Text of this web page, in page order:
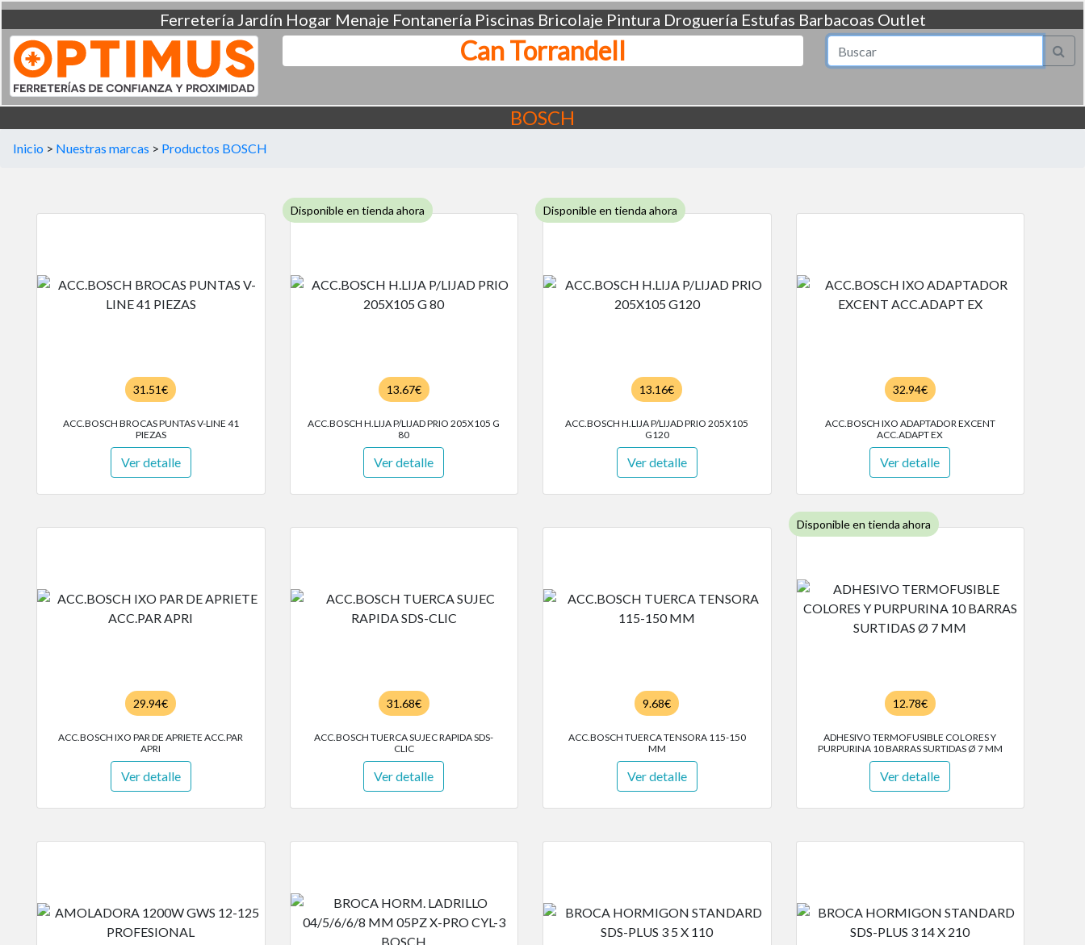
Ferretería Jardín Hogar Menaje Fontanería Piscinas Bricolaje Pintura Droguería Estufas Barbacoas Outlet
Can Torrandell
BOSCH
Inicio > Nuestras marcas > Productos BOSCH
31.51€
ACC.BOSCH BROCAS PUNTAS V-LINE 41
PIEZAS
Ver detalle
Disponible en tienda ahora
13.67€
ACC.BOSCH H.LIJA P/LIJAD PRIO 205X105 G
80
Ver detalle
Disponible en tienda ahora
13.16€
ACC.BOSCH H.LIJA P/LIJAD PRIO 205X105
G120
Ver detalle
32.94€
ACC.BOSCH IXO ADAPTADOR EXCENT
ACC.ADAPT EX
Ver detalle
29.94€
ACC.BOSCH IXO PAR DE APRIETE ACC.PAR
APRI
Ver detalle
31.68€
ACC.BOSCH TUERCA SUJEC RAPIDA SDS-
CLIC
Ver detalle
9.68€
ACC.BOSCH TUERCA TENSORA 115-150
MM
Ver detalle
Disponible en tienda ahora
12.78€
ADHESIVO TERMOFUSIBLE COLORES Y
PURPURINA 10 BARRAS SURTIDAS Ø 7 MM
Ver detalle